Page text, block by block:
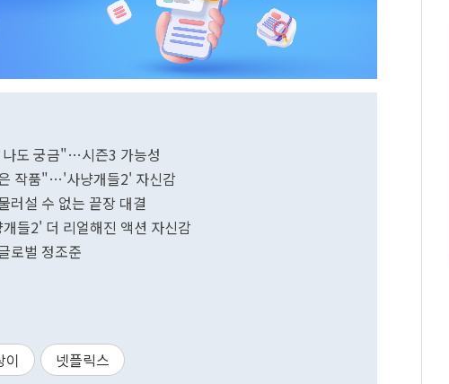
도 궁금"…시즌3 가능성
작품"…'사냥개들2' 자신감
러설 수 없는 끝장 대결
들2' 더 리얼해진 액션 자신감
로벌 정조준
이 넷플릭스